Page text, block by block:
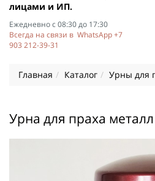
лицами и ИП.
Ежедневно с 08:30 до 17:30
Всегда на связи в WhatsApp +7
903 212-39-31
Главная Каталог Урны для
Урна для праха